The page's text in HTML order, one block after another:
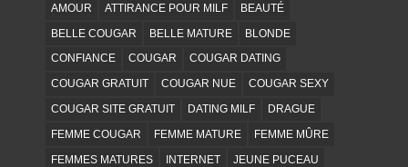
AMOUR ATTIRANCE POUR MILF
BEAUTÉ
BELLE COUGAR
BELLE MATURE
BLONDE
CONFIANCE
COUGAR
COUGAR DATING
COUGAR GRATUIT
COUGAR NUE
COUGAR SEXY
COUGAR SITE GRATUIT
DATING MILF
DRAGUE
FEMME COUGAR
FEMME MATURE
FEMME MÛRE
FEMMES MATURES
INTERNET
JEUNE PUCEAU